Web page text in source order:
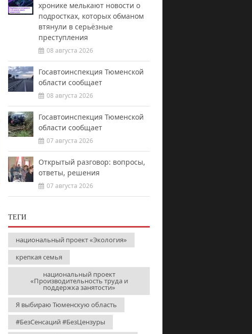
хронике мелькают новости о
подростках, которых обманом
втянули в серьёзные
преступления
08 августа 2026
Госавтоинспекция Тюменской
области сообщает
08 августа 2026
Госавтоинспекция Тюменской
области сообщает
07 августа 2026
Открытый разговор: вопросы,
ответы, решения
07 августа 2026
ТЕГИ
национальный проект «Экология»
крепкая семья
национальный проект
«Производительность труда и
поддержка занятости»
Я выбираю Тюменскую область
#БезСенсаций #БезЦензуры